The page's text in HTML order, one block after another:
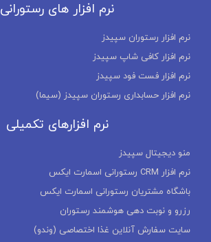
نرم افزار های رستورانی
نرم افزار رستوران سپیدز
نرم افزار کافی شاپ سپیدز
نرم افزار فست فود سپیدز
نرم افزار حسابداری رستوران سپیدز (سیما)
نرم افزارهای تکمیلی
منو دیجیتال سپیدز
نرم افزار CRM رستورانی اسمارت ایکس
باشگاه مشتریان رستورانی اسمارت ایکس
رزرو و نوبت دهی هوشمند رستوران
سایت سفارش آنلاین غذا اختصاصی (وندو)